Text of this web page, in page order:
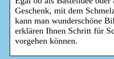
Geschenk, mit dem
kann man wunderschöne
erklären Ihnen Schritt für
vorgehen können.